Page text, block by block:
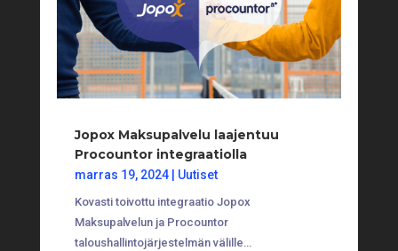
Jopox Maksupalvelu laajentuu
Procountor integraatiolla
marras 19, 2024| Uutiset
Kovasti toivottu integraatio Jopox
Maksupalvelun ja Procountor
taloushallintojärjestelmän välille…